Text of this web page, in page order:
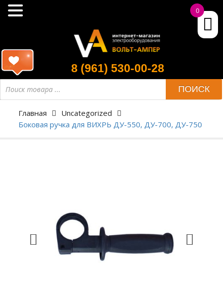
8 (961) 530-00-28
ПОИСК
Главная
Uncategorized
Боковая ручка для ВИХРЬ ДУ-550, ДУ-700, ДУ-750
0